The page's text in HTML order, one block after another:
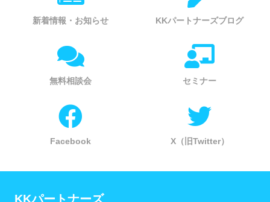
新着情報・お知らせ KKパートナーズブログ
無料相談会 セミナー
Facebook X（旧Twitter）
KKパートナーズ